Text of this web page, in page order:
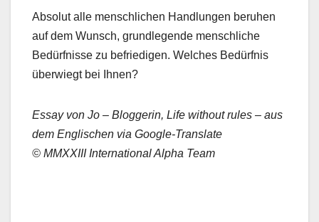
Absolut alle menschlichen Handlungen beruhen
auf dem Wunsch, grundlegende menschliche
Bedürfnisse zu befriedigen. Welches Bedürfnis
überwiegt bei Ihnen?
Essay von Jo – Bloggerin, Life without rules – aus
dem Englischen via Google-Translate
© MMXXIII International Alpha Team